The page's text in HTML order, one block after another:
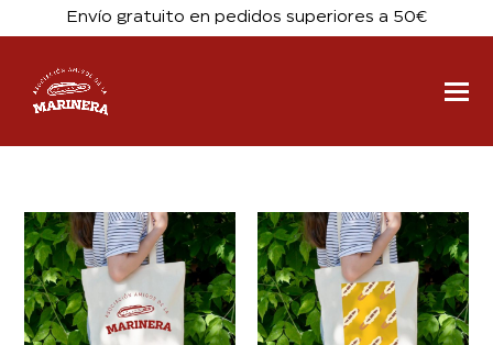
Envío gratuito en pedidos superiores a 50€